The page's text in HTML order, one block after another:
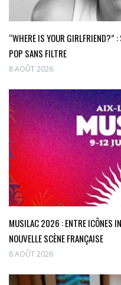
“WHERE IS YOUR GIRLFRIEND?”
POP SANS FILTRE
8 AOÛT 2026
MUSILAC 2026 : ENTRE ICÔNES
NOUVELLE SCÈNE FRANÇAISE
8 AOÛT 2026